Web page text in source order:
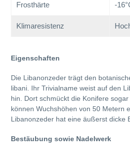
Frosthärte -
Klimaresistenz
Eigenschaften
Die Libanonzeder trägt den
libani. Ihr Trivialname weist auf den
hin. Dort schmückt die Konifere
können Wuchshöhen von 50 Metern
Libanonzeder hat eine äußerst dicke
Bestäubung sowie Nadelwerk